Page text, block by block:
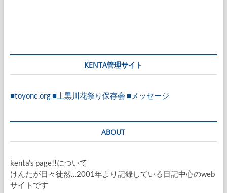
KENTA管理サイト
■toyone.org ■上黒川花祭り保存会 ■メッセージ
ABOUT
kenta's page!!について
けんたが日々徒然…2001年より記録している日記中心のweb
サイトです